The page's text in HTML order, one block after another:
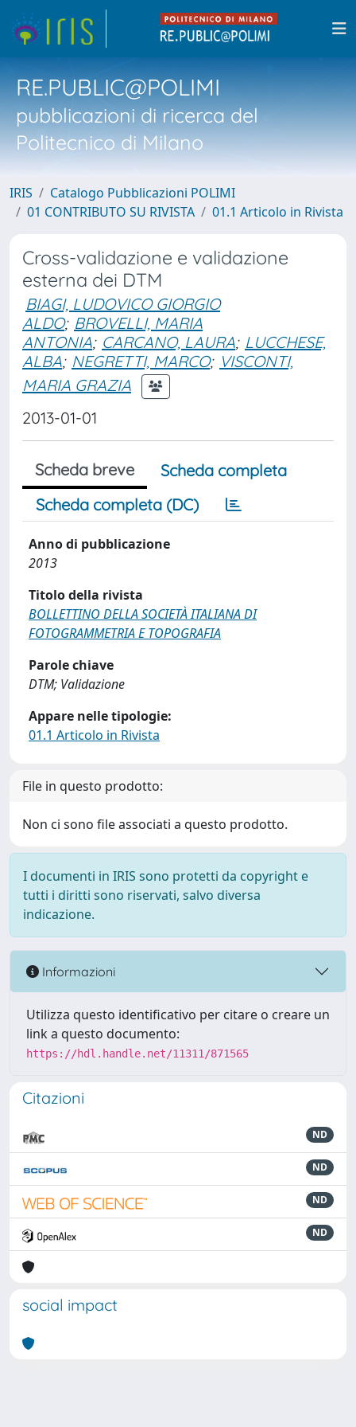
RE.PUBLIC@POLIMI
pubblicazioni di ricerca del
Politecnico di Milano
IRIS
Catalogo Pubblicazioni POLIMI
01 CONTRIBUTO SU RIVISTA
01.1 Articolo in Rivista
Cross-validazione e validazione
esterna dei DTM
BIAGI, LUDOVICO GIORGIO
ALDO; BROVELLI, MARIA
ANTONIA; CARCANO, LAURA; LUCCHESE,
ALBA; NEGRETTI, MARCO; VISCONTI,
MARIA GRAZIA
2013-01-01
Scheda breve
Scheda completa
Scheda completa (DC)
Anno di pubblicazione
2013
Titolo della rivista
BOLLETTINO DELLA SOCIETÀ ITALIANA DI
FOTOGRAMMETRIA E TOPOGRAFIA
Parole chiave
DTM; Validazione
Appare nelle tipologie:
01.1 Articolo in Rivista
File in questo prodotto:
Non ci sono file associati a questo prodotto.
I documenti in IRIS sono protetti da copyright e
tutti i diritti sono riservati, salvo diversa
indicazione.
Informazioni
Utilizza questo identificativo per citare o creare un
link a questo documento:
https://hdl.handle.net/11311/871565
Citazioni
ND
ND
ND
ND
social impact